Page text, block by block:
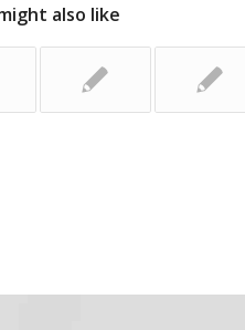
also like